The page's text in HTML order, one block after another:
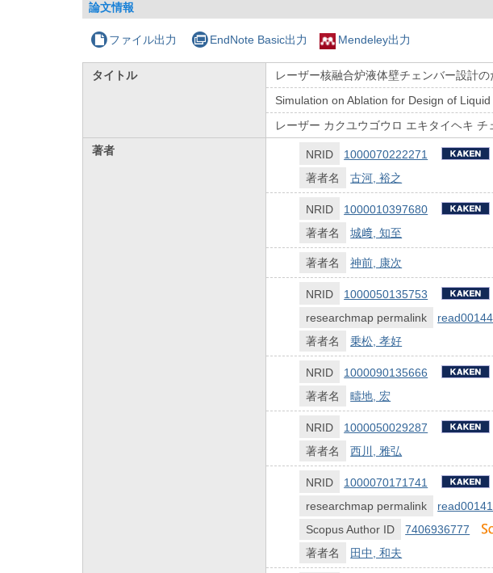
論文情報
ファイル出力 EndNote Basic出力 Mendeley出力
タイトル
レーザー核融合炉液体壁チェンバー設計
Simulation on Ablation for Design of
レーザー カクユウゴウロ エキタイヘキ
著者
NRID
1000070222271
著者名
古河, 裕之
NRID
1000010397680
著者名
城﨑, 知至
著者名 神前, 康次
NRID
1000050135753
researchmap permalink
著者名
乗松, 孝好
NRID
1000090135666
著者名
疇地, 宏
NRID
1000050029287
著者名
西川, 雅弘
NRID
1000070171741
researchmap permalink
Scopus Author ID
7406936777
著者名
田中, 和夫